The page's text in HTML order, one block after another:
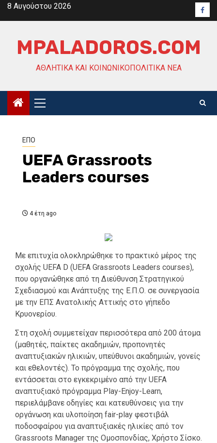
Skip8 Αυγούστου 2026
MPALADOROS.COM
ΑΘΛΗΤΙΚΆ ΚΑΙ ΚΟΙΝΩΝΙΚΟΠΟΛΙΤΙΚΆ ΝΈΑ
Primary
Menu
ΕΠΟ
UEFA Grassroots
Leaders courses
4 έτη ago
Με επιτυχία ολοκληρώθηκε το πρακτικό μέρος της
σχολής UEFA D (UEFA Grassroots Leaders courses),
που οργανώθηκε από τη Διεύθυνση Στρατηγικού
Σχεδιασμού και Ανάπτυξης της Ε.Π.Ο. σε συνεργασία
με την ΕΠΣ Ανατολικής Αττικής στο γήπεδο
Κρυονερίου.
Στη σχολή συμμετείχαν περισσότερα από 200 άτομα
(μαθητές, παίκτες ακαδημιών, προπονητές
αναπτυξιακών ηλικιών, υπεύθυνοι ακαδημιών, γονείς
και εθελοντές). Το πρόγραμμα της σχολής, που
εντάσσεται στο εγκεκριμένο από την UEFA
αναπτυξιακό πρόγραμμα Play-Enjoy-Learn,
περιελάμβανε οδηγίες και κατευθύνσεις για την
οργάνωση και υλοποίηση fair-play φεστιβάλ
ποδοσφαίρου για αναπτυξιακές ηλικίες από τον
Grassroots Manager της Ομοσπονδίας, Χρήστο Σίσκο.